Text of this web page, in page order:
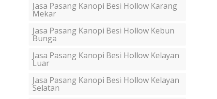
Jasa Pasang Kanopi Besi Hollow Karang
Mekar
Jasa Pasang Kanopi Besi Hollow Kebun
Bunga
Jasa Pasang Kanopi Besi Hollow Kelayan
Luar
Jasa Pasang Kanopi Besi Hollow Kelayan
Selatan